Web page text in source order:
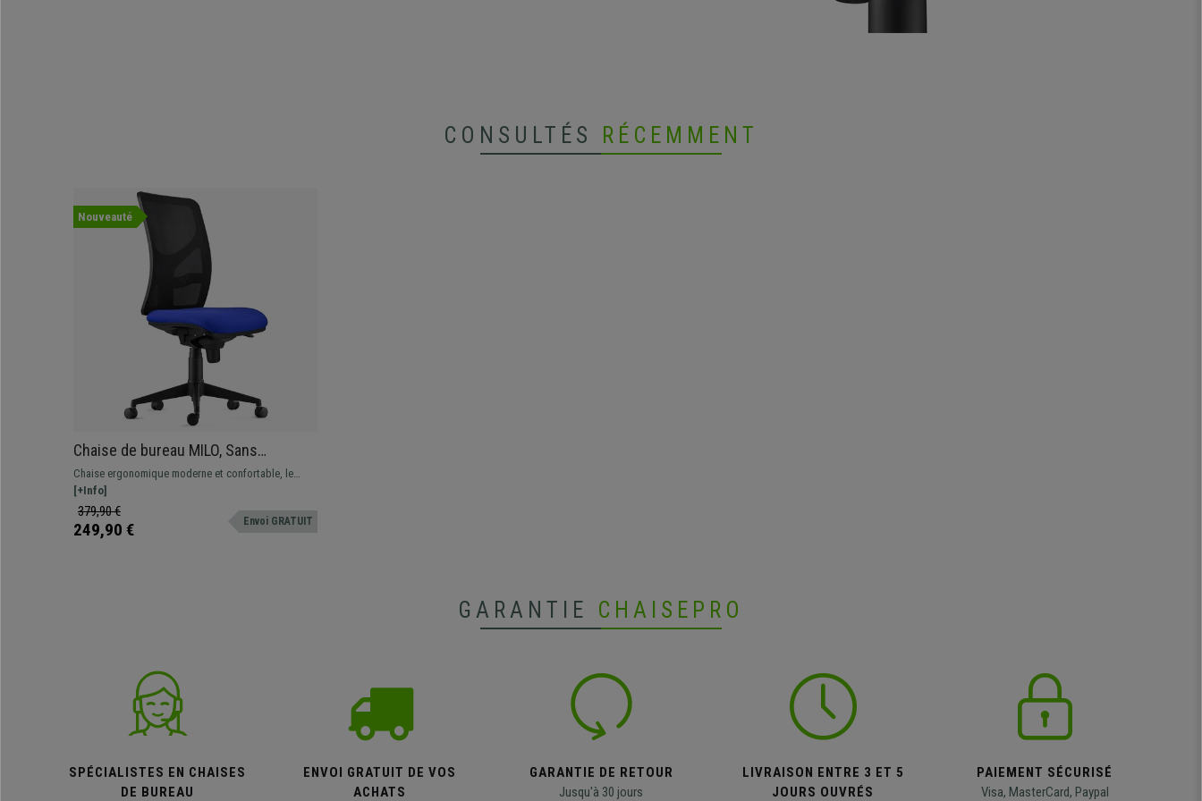
CONSULTÉS RÉCEMMENT
Nouveauté
Chaise de bureau MILO, Sans
Accoudoirs, Support Lombaire, en
Tissu, Bleu
Chaise ergonomique moderne et confortable, le
modèle parfait pour une utilisation professionnelle
étant donné sa grande résistance et son confort
[+Info]
379,90 €
249,90 € Envoi GRATUIT
GARANTIE CHAISEPRO
SPÉCIALISTES EN CHAISES
DE BUREAU
ENVOI GRATUIT DE VOS
ACHATS
GARANTIE DE RETOUR
Jusqu'à 30 jours
LIVRAISON ENTRE 3 ET 5
JOURS OUVRÉS
PAIEMENT SÉCURISÉ
Visa, MasterCard, Paypal